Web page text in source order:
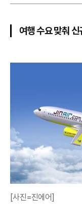
여행 수요 맞춰
[사진=진에어]